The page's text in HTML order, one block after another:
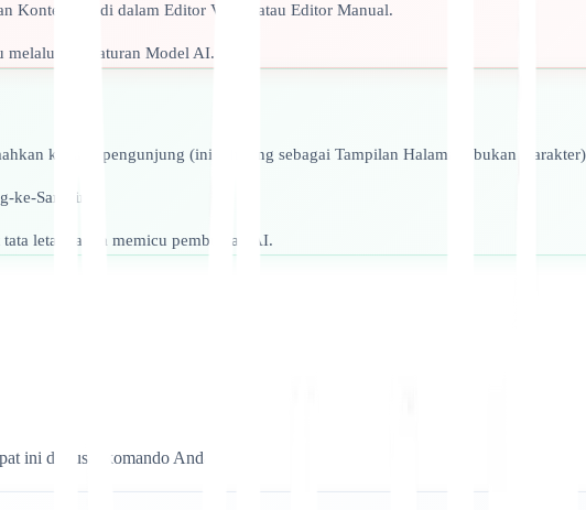
Konten AI" di dalam Editor Visual atau Editor Manual.
melalui pengaturan Model AI.
kepada pengunjung (ini dihitung sebagai Tampilan Halaman, bukan
ke-Samping.
letak tanpa memicu pembuatan AI.
ini di pusat komando Anda: